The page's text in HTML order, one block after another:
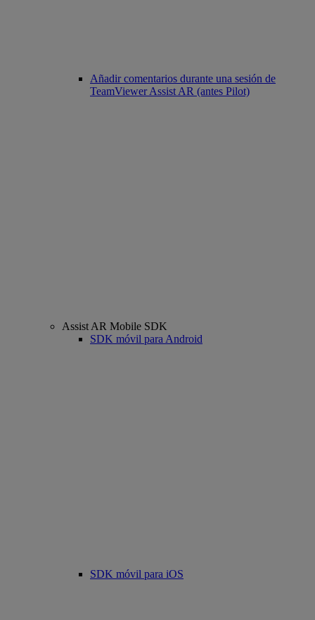
Añadir comentarios durante una sesión de
TeamViewer Assist AR (antes Pilot)
Assist AR Mobile SDK
SDK móvil para Android
SDK móvil para iOS